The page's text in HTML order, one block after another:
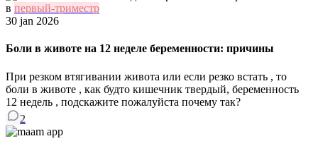
в первый-триместр
30 jan 2026
Боли в животе на 12 неделе беременности: причины
При резком втягивании живота или если резко встать , то
боли в животе , как будто кишечник твердый, беременность
12 недель , подскажите пожалуйста почему так?
2